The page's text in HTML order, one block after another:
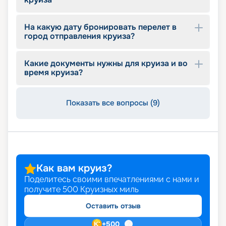
тур по более выгодной цене, воспользуйтесь
сайте и планируйте незабываемый отдых.
На какую дату бронировать перелет в
город отправления круиза?
Какие документы нужны для круиза и во
время круиза?
Показать все вопросы (9)
Как вам круиз?
Поделитесь своими впечатлениями с нами и
получите 500 Круизных миль
Оставить отзыв
+500